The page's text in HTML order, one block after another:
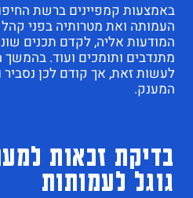
באמצעות קמפיינים ברשת
העמותה ואת מטרותיה בפני
המודעות אליה, לקדם תכנים
מתנדבים ותומכים ועוד. בהמשך
לעשות זאת, אך קודם לכן
המענק.
בדיקת זכאות
גוגל לעמותות